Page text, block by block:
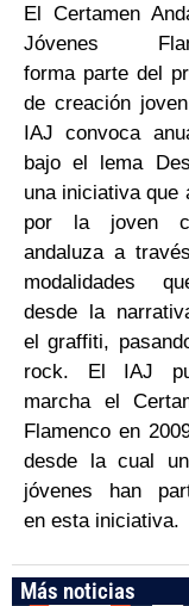
El Certamen
Jóvenes
forma parte del
de creación
IAJ convoca
bajo el lema
una iniciativa que
por la joven
andaluza a
modalidades
desde la
el graffiti,
rock. El IAJ
marcha el
Flamenco en
desde la cual
jóvenes han
en esta iniciativa.
Más noticias